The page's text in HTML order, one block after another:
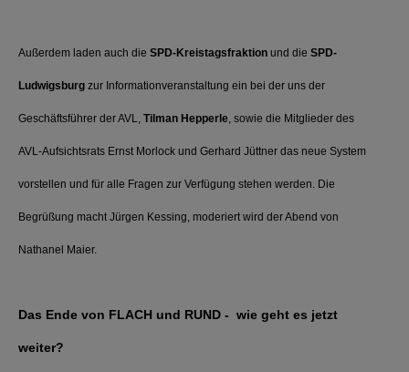
Außerdem laden auch die SPD-Kreistagsfraktion und die SPD-
Ludwigsburg zur Informationveranstaltung ein bei der uns der
Geschäftsführer der AVL, Tilman Hepperle, sowie die Mitglieder des
AVL-Aufsichtsrats Ernst Morlock und Gerhard Jüttner das neue System
vorstellen und für alle Fragen zur Verfügung stehen werden. Die
Begrüßung macht Jürgen Kessing, moderiert wird der Abend von
Nathanel Maier.
Das Ende von FLACH und RUND - wie geht es jetzt
weiter?